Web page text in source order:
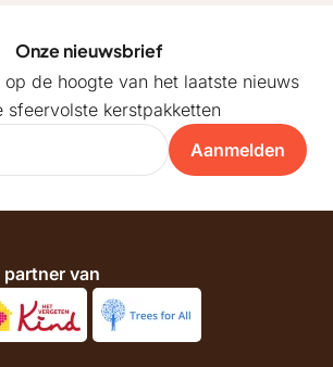
Onze nieuwsbrief
de hoogte van het laatste nieuws
sfeervolste kerstpakketten
Aanmelden
van